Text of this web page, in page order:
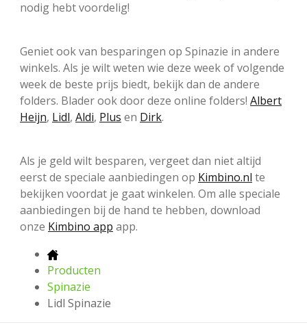
nodig hebt voordelig!
Geniet ook van besparingen op Spinazie in andere
winkels. Als je wilt weten wie deze week of volgende
week de beste prijs biedt, bekijk dan de andere
folders. Blader ook door deze online folders! Albert
Heijn, Lidl, Aldi, Plus en Dirk.
Als je geld wilt besparen, vergeet dan niet altijd
eerst de speciale aanbiedingen op Kimbino.nl te
bekijken voordat je gaat winkelen. Om alle speciale
aanbiedingen bij de hand te hebben, download
onze Kimbino app app.
Producten
Spinazie
Lidl Spinazie